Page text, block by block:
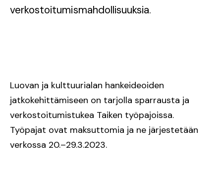
verkostoitumismahdollisuuksia.
Luovan ja kulttuurialan hankeideoiden
jatkokehittämiseen on tarjolla sparrausta ja
verkostoitumistukea Taiken työpajoissa.
Työpajat ovat maksuttomia ja ne järjestetään
verkossa 20.–29.3.2023.